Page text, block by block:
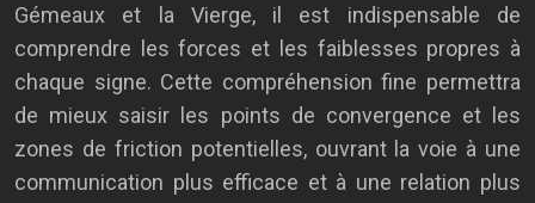
Gémeaux et la Vierge, il est indispensable de
comprendre les forces et les faiblesses propres à
chaque signe. Cette compréhension fine permettra
de mieux saisir les points de convergence et les
zones de friction potentielles, ouvrant la voie à une
communication plus efficace et à une relation plus